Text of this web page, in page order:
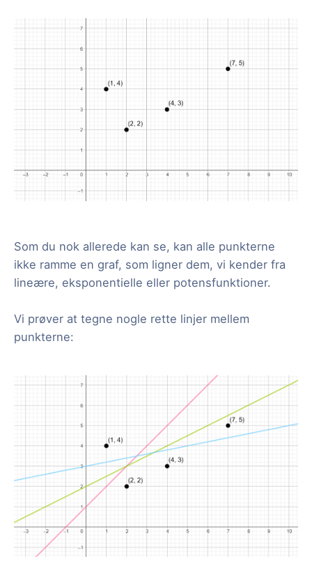
Som du nok allerede kan se, kan alle punkterne
ikke ramme en graf, som ligner dem, vi kender fra
lineære, eksponentielle eller potensfunktioner.
Vi prøver at tegne nogle rette linjer mellem
punkterne: